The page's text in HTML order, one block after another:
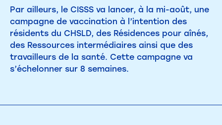
Par ailleurs, le CISSS va lancer, à la mi-août, une
campagne de vaccination à l’intention des
résidents du CHSLD, des Résidences pour aînés,
des Ressources intermédiaires ainsi que des
travailleurs de la santé. Cette campagne va
s’échelonner sur 8 semaines.